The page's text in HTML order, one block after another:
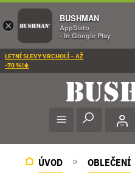
LETNÍ SLEVY VRCHOLÍ – AŽ
-70 %!☀️
ÚVOD OBLEČENÍ
×
BUSHMAN
AppSisto
- In Google Play